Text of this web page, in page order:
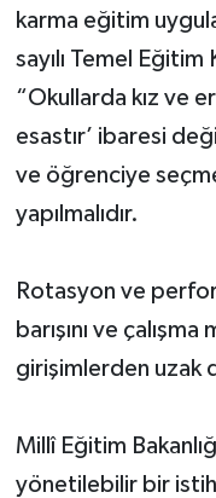
karma eğitim
sayılı Temel Eğitim
“Okullarda kız ve
esastır’ ibaresi
ve öğrenciye
yapılmalıdır.
Rotasyon ve
barışını ve
girişimlerden uzak
Millî Eğitim
yönetilebilir bir